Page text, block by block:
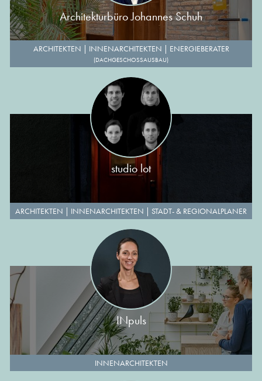
Architekturbüro Johannes Schuh
ARCHITEKTEN | INNENARCHITEKTEN | ENERGIEBERATER
(DACHGESCHOSSAUSBAU)
studio lot
ARCHITEKTEN | INNENARCHITEKTEN | STADT- & REGIONALPLANER
INpuls
INNENARCHITEKTEN